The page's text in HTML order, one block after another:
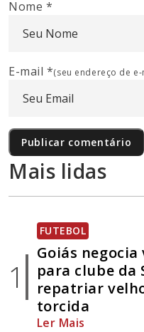
Nome *
E-mail *(seu endereço de
Mais lidas
1
FUTEBOL
Goiás
para clube da
repatriar
torcida
Ler Mais